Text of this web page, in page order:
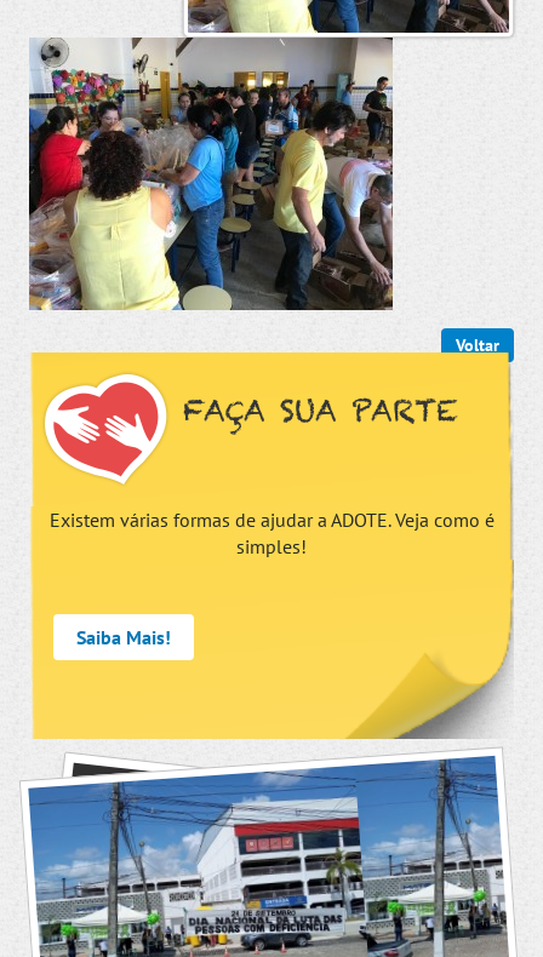
Voltar
FAÇA SUA PARTE
Existem várias formas de ajudar a ADOTE. Veja como é
simples!
Saiba Mais!